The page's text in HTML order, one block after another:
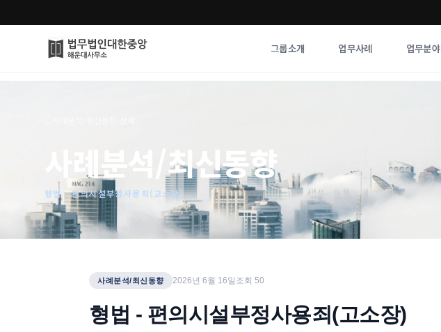
그룹소개 업무사례 업무분야
사례분석/최신동향
법률정보
법률지식인
고객후기
사례분석/최신동향
형법 - 편의시설부정사용죄(고소장)
사례분석/최신동향 2026년 6월 16일 조회 50
형법 - 편의시설부정사용죄(고소장)